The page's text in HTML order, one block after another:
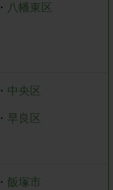
・ 八幡東区
・ 中央区
・早良区
・ 飯塚市